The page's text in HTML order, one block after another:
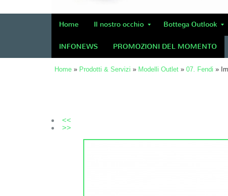
Home Il nostro occhio Bottega Outlook
INFONEWS PROMOZIONI DEL MOMENTO
Home » Prodotti & Servizi » Modelli Outlet » 07. Fendi »
<<
>>